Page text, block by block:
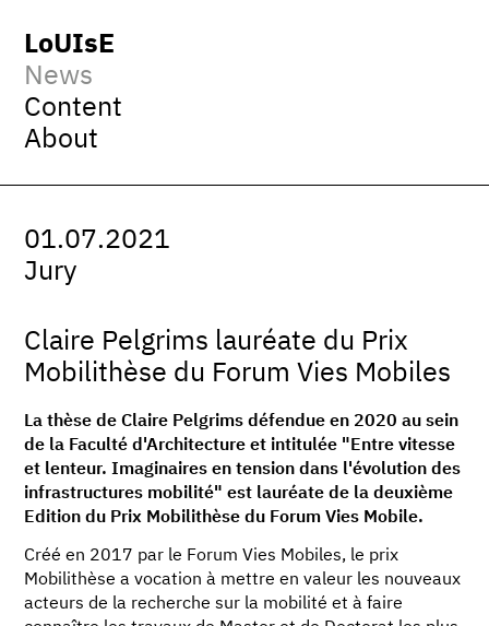
LoUIsE
News
Content
About
01.07.2021
Jury
Claire Pelgrims lauréate du Prix
Mobilithèse du Forum Vies Mobiles
La thèse de Claire Pelgrims défendue en 2020 au sein
de la Faculté d'Architecture et intitulée "Entre vitesse
et lenteur. Imaginaires en tension dans l'évolution des
infrastructures mobilité" est lauréate de la deuxième
Edition du Prix Mobilithèse du Forum Vies Mobile.
Créé en 2017 par le Forum Vies Mobiles, le prix
Mobilithèse a vocation à mettre en valeur les nouveaux
acteurs de la recherche sur la mobilité et à faire